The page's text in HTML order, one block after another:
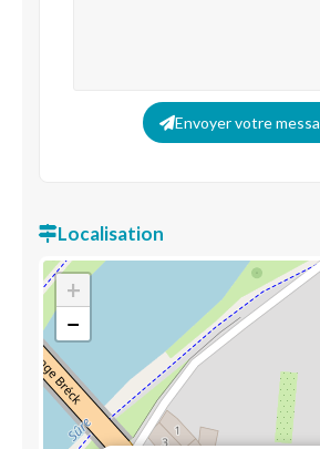
Envoyer votre
Localisation
+
−